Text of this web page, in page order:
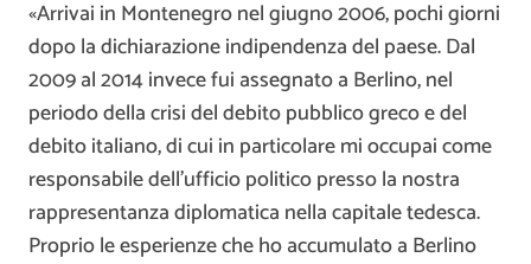
«Arrivai in Montenegro nel giugno 2006, pochi giorni
dopo la dichiarazione indipendenza del paese. Dal
2009 al 2014 invece fui assegnato a Berlino, nel
periodo della crisi del debito pubblico greco e del
debito italiano, di cui in particolare mi occupai come
responsabile dell’ufficio politico presso la nostra
rappresentanza diplomatica nella capitale tedesca.
Proprio le esperienze che ho accumulato a Berlino